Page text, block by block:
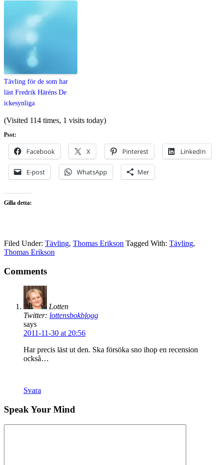
Tävling för de som har
läst Fredrik Häréns De
ickesynliga
(Visited 114 times, 1 visits today)
Psst:
Facebook X Pinterest LinkedIn
E-post WhatsApp Mer
Gilla detta:
Filed Under: Tävling, Thomas Erikson Tagged With: Tävling,
Thomas Erikson
Comments
Lotten
Twitter: lottensbokblogg
says
2011-11-30 at 20:56
Har precis läst ut den. Ska försöka sno ihop en recension
också…
Svara
Speak Your Mind